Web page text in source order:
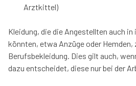
Arztkittel)
Kleidung, die die Angestellten auch
könnten, etwa Anzüge oder
Berufsbekleidung. Dies gilt auch,
dazu entscheidet, diese nur bei der